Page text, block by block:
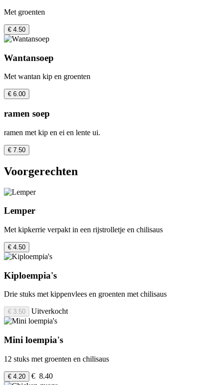
Met groenten
€ 4.50
Wantansoep
Met wantan kip en groenten
€ 6.00
ramen soep
ramen met kip en ei en lente ui.
€ 7.50
Voorgerechten
Lemper
Met kipkerrie verpakt in een rijstrolletje en chilisaus
€ 4.50
Kiploempia's
Drie stuks met kippenvlees en groenten met chilisaus
€ 3.50 Uitverkocht
Mini loempia's
12 stuks met groenten en chilisaus
€ 4.20 € 8.40